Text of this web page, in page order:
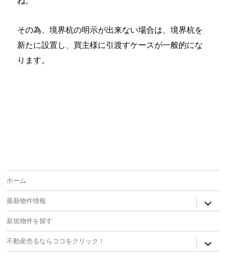
その為、境界杭の明示が出来ない場合は、境界杭を
新たに設置し、買主様に引渡すケースが一般的にな
ります。
ホーム
最新物件情報
child
新規物件を探す
不動産売るならココをクリック！
child